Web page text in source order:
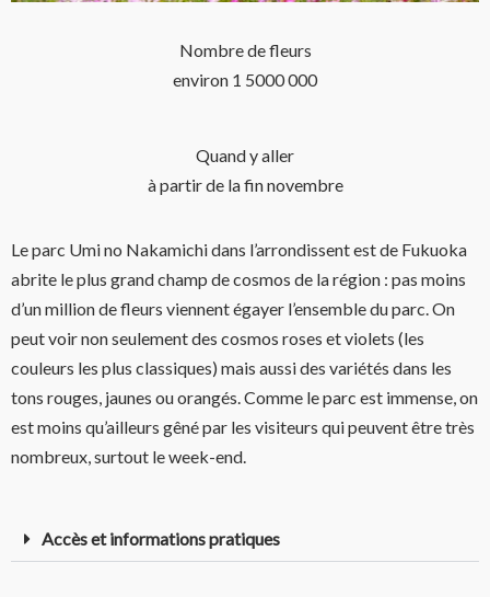
Nombre de fleurs
environ 1 5000 000
Quand y aller
à partir de la fin novembre
Le parc Umi no Nakamichi dans l’arrondissent est de Fukuoka
abrite le plus grand champ de cosmos de la région : pas moins
d’un million de fleurs viennent égayer l’ensemble du parc. On
peut voir non seulement des cosmos roses et violets (les
couleurs les plus classiques) mais aussi des variétés dans les
tons rouges, jaunes ou orangés. Comme le parc est immense, on
est moins qu’ailleurs gêné par les visiteurs qui peuvent être très
nombreux, surtout le week-end.
Accès et informations pratiques